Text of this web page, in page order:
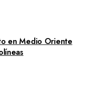
en Medio Oriente